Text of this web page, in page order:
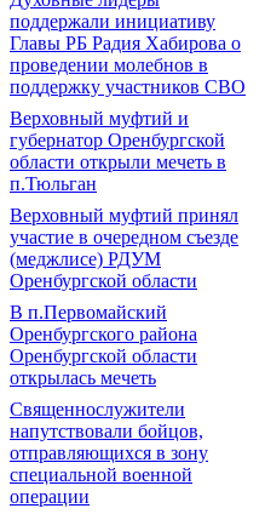
поддержали инициативу
Главы РБ Радия Хабирова о
проведении молебнов в
поддержку участников СВО
Верховный муфтий и
губернатор Оренбургской
области открыли мечеть в
п.Тюльган
Верховный муфтий принял
участие в очередном съезде
(меджлисе) РДУМ
Оренбургской области
В п.Первомайский
Оренбургского района
Оренбургской области
открылась мечеть
Священнослужители
напутствовали бойцов,
отправляющихся в зону
специальной военной
операции